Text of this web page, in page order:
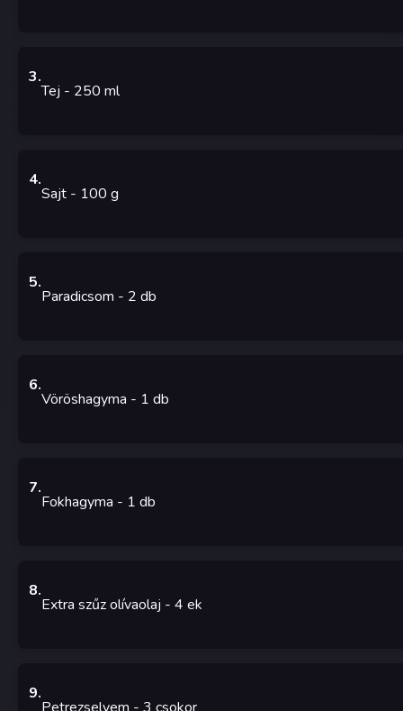
3.
Tej - 250 ml
4.
Sajt - 100 g
5.
Paradicsom - 2 db
6.
Vöröshagyma - 1 db
7.
Fokhagyma - 1 db
8.
Extra szűz olívaolaj - 4 ek
9.